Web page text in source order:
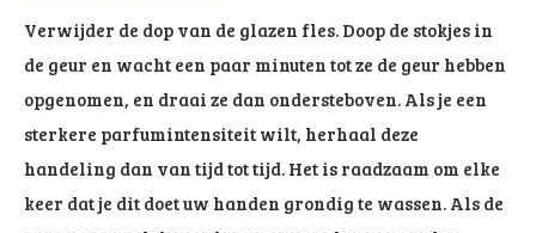
Verwijder de dop van de glazen fles. Doop de stokjes in
de geur en wacht een paar minuten tot ze de geur hebben
opgenomen, en draai ze dan ondersteboven. Als je een
sterkere parfumintensiteit wilt, herhaal deze
handeling dan van tijd tot tijd. Het is raadzaam om elke
keer dat je dit doet uw handen grondig te wassen. Als de